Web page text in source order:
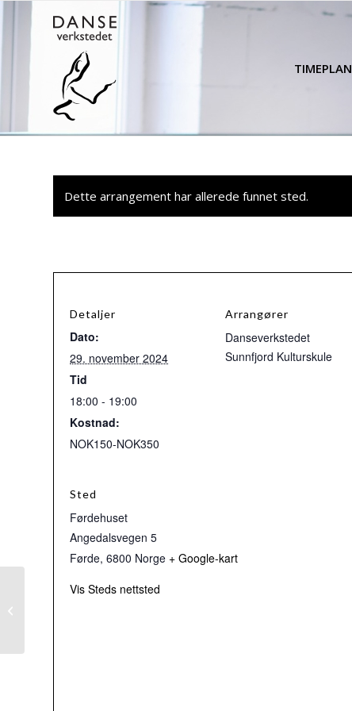
TIMEPLAN
Dette arrangement har allerede funnet sted.
Detaljer
Dato:
29. november 2024
Tid
18:00 - 19:00
Kostnad:
NOK150-NOK350
Arrangører
Danseverkstedet
Sunnfjord Kulturskule
Sted
Førdehuset
Angedalsvegen 5
Førde, 6800 Norge + Google-kart
Vis Steds nettsted